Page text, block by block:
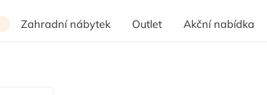
Zahradní nábytek Outlet Akční nabídka